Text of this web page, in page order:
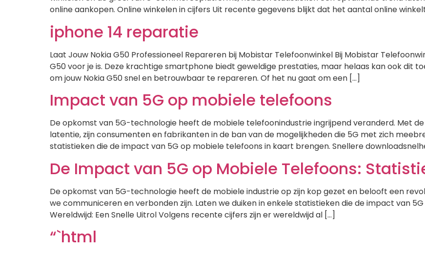
online aankopen. Online winkelen in cijfers Uit recente gegevens blijkt dat het aantal online
iphone 14 reparatie
Laat Jouw Nokia G50 Professioneel Repareren bij Mobistar Telefoonwinkel Bij Mobistar
G50 voor je is. Deze krachtige smartphone biedt geweldige prestaties, maar helaas kan ook dit
om jouw Nokia G50 snel en betrouwbaar te repareren. Of het nu gaat om een […]
Impact van 5G op mobiele telefoons
De opkomst van 5G-technologie heeft de mobiele telefoonindustrie ingrijpend veranderd. Met
latentie, zijn consumenten en fabrikanten in de ban van de mogelijkheden die 5G met zich
statistieken die de impact van 5G op mobiele telefoons in kaart brengen. Snellere
De Impact van 5G op Mobiele Telefoons:
De opkomst van 5G-technologie heeft de mobiele industrie op zijn kop gezet en belooft een
we communiceren en verbonden zijn. Laten we duiken in enkele statistieken die de impact van
Wereldwijd: Een Snelle Uitrol Volgens recente cijfers zijn er wereldwijd al […]
“`html